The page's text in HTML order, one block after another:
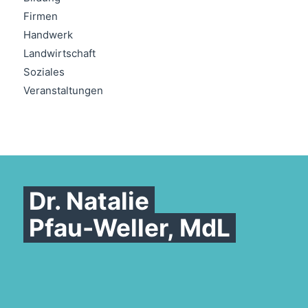
Firmen
Handwerk
Landwirtschaft
Soziales
Veranstaltungen
Dr. Natalie
Pfau-Weller, MdL